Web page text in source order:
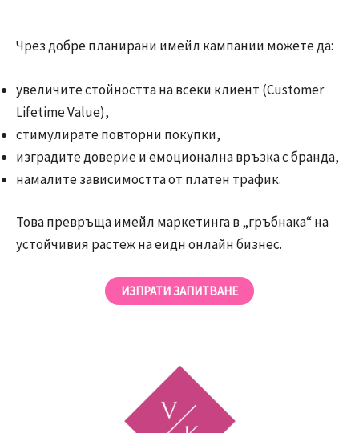
Чрез добре планирани имейл кампании можете да:
увеличите стойността на всеки клиент (Customer
Lifetime Value),
стимулирате повторни покупки,
изградите доверие и емоционална връзка с бранда,
намалите зависимостта от платен трафик.
Това превръща имейл маркетинга в „гръбнака“ на
устойчивия растеж на еидн онлайн бизнес.
ИЗПРАТИ ЗАПИТВАНЕ